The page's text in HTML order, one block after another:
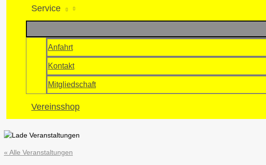
Service
Anfahrt
Kontakt
Mitgliedschaft
Vereinsshop
« Alle Veranstaltungen